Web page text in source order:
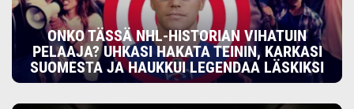
ONKO TÄSSÄ NHL-HISTORIAN VIHATUIN
PELAAJA? UHKASI HAKATA TEININ, KARKASI
SUOMESTA JA HAUKKUI LEGENDAA LÄSKIKSI